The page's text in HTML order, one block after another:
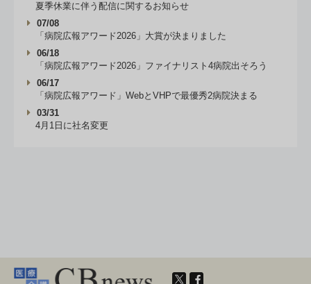
夏季休業に伴う配信に関するお知らせ
07/08
「病院広報アワード2026」大賞が決まりました
06/18
「病院広報アワード2026」ファイナリスト4病院出そろう
06/17
「病院広報アワード」WebとVHPで最優秀2病院決まる
03/31
4月1日に社名変更